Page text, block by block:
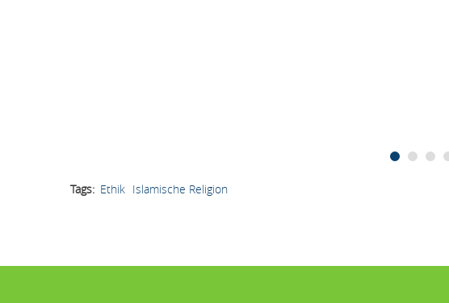
Tags Ethik Islamische Religion